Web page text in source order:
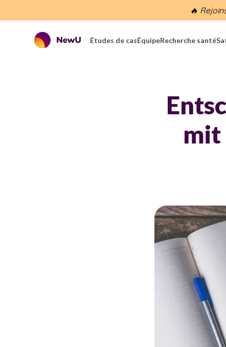
🔥
Études de casÉquipeRecherche santé
mit